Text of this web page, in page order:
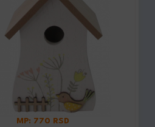
MP: 770 RSD